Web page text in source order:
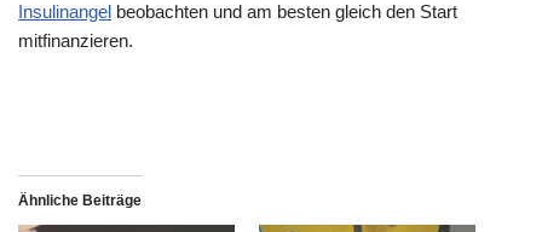
Insulinangel beobachten und am besten gleich den Start
mitfinanzieren.
Ähnliche Beiträge